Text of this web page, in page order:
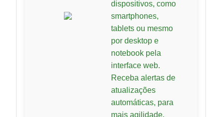
dispositivos, como
smartphones,
tablets ou mesmo
por desktop e
notebook pela
interface web.
Receba alertas de
atualizações
automáticas, para
mais agilidade.